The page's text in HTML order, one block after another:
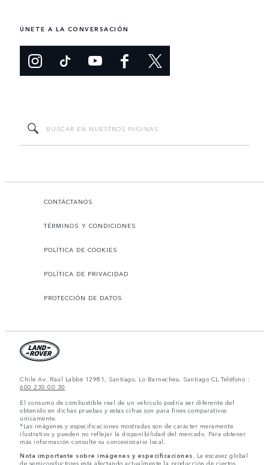
ÚNETE A LA CONVERSACIÓN
CONTÁCTANOS
TÉRMINOS Y CONDICIONES
POLÍTICA DE COOKIES
POLÍTICA DE PRIVACIDAD
PROTECCIÓN DE DATOS
Chile Av. Raúl Labbé 12981, Santiago, Lo Barnechea, Santiago CL Teléfono :
600 230 00 30
El consumo de combustible real de un vehículo podría ser diferente del
obtenido en dichas pruebas y estas cifras son para fines comparativos
únicamente.
*Las imágenes y especificaciones mostradas son de carácter meramente
ilustrativo y pueden no reflejar la disponibilidad del mercado. Para obtener
más información consulte su concesionario local.
Nota importante sobre imágenes y especificaciones.
La escasez global
de semiconductores está afectando actualmente la producción de ciertos